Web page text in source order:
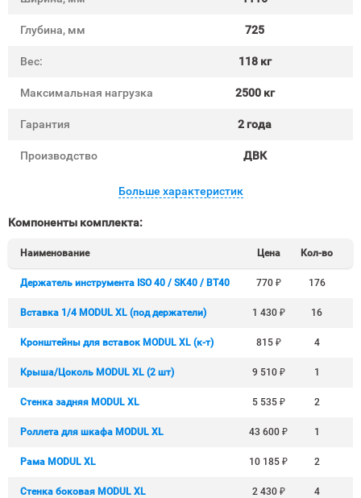
Глубина, мм 725
Вес: 118 кг
Максимальная нагрузка 2500 кг
Гарантия 2 года
Производство ДВК
Больше характеристик
Компоненты комплекта:
Наименование Цена Кол-во
Держатель инструмента ISO 40 / SK40 / BT40 770 ₽ 176
Вставка 1/4 MODUL XL (под держатели) 1 430 ₽ 16
Кронштейны для вставок MODUL XL (к-т) 815 ₽ 4
Крыша/Цоколь MODUL XL (2 шт) 9 510 ₽ 1
Стенка задняя MODUL XL 5 535 ₽ 2
Роллета для шкафа MODUL XL 43 600₽ 1
Рама MODUL XL 10 185₽ 2
Стенка боковая MODUL XL 2 430 ₽ 4